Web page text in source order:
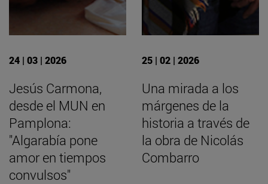
24 | 03 | 2026
Jesús Carmona,
desde el MUN en
Pamplona:
"Algarabía pone
amor en tiempos
convulsos"
25 | 02 | 2026
Una mirada a los
márgenes de la
historia a través de
la obra de Nicolás
Combarro